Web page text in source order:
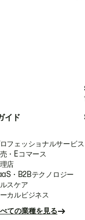
イド
フェッショナルサービス
・Eコマース
店
・B2Bテクノロジー
スケア
カルビジネス
ての業種を見る